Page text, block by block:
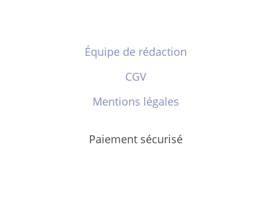
Équipe de rédaction
CGV
Mentions légales
Paiement sécurisé